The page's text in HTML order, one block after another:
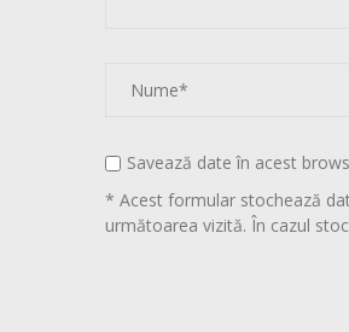
Savează date în acest
* Acest formular stochează
următoarea vizită. În cazul